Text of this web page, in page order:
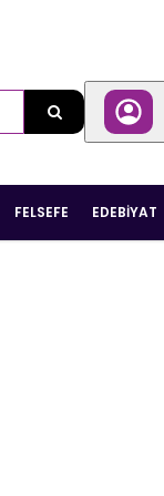
EDEBIYAT
FELSEFE